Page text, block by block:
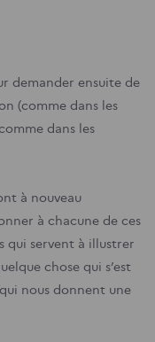
demander ensuite de
(comme dans les
dans les
à nouveau
à chacune de ces
qui servent à illustrer
chose qui s’est
nous donnent une